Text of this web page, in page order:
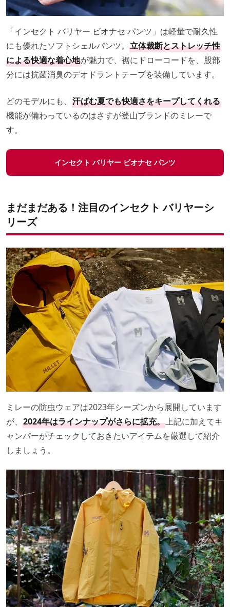
「インセクト バリヤー ビオナセ パンツ」は軽量で耐久性
にも優れたソフトシェルパンツ。 立体裁断とストレッチ性
による快適な着心地が魅力で、裾にドローコードを、股部
分には抗菌消臭のデオドラントテープを装備しています。
どのモデルにも、 汗ばむ夏でも快適さをキープしてくれる
機能が備わっているのはさすが登山ブランドのミレーで
す。
インセクト バリヤー ビオナセ パンツ
まだまだある！注目のインセクト バリヤーシ
リーズ
ミレーの防虫ウェアは2023年シーズンから展開しています
が、 2024年はラインナップがさらに拡充。上記に加えてキ
ャンパーがチェックしておきたいアイテムを厳選して紹介
しましょう。